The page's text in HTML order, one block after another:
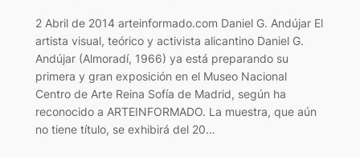
2 Abril de 2014 arteinformado.com Daniel G. Andújar El
artista visual, teórico y activista alicantino Daniel G.
Andújar (Almoradí, 1966) ya está preparando su
primera y gran exposición en el Museo Nacional
Centro de Arte Reina Sofía de Madrid, según ha
reconocido a ARTEINFORMADO. La muestra, que aún
no tiene título, se exhibirá del 20…